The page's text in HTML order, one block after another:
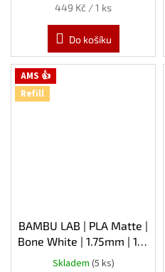
Měrná
449 Kč / 1 ks
Do košíku
AMS 👍
Refill
BAMBU LAB | PLA Matte |
Bone White | 1.75mm | 1kg
| Refill
Skladem (5 ks)